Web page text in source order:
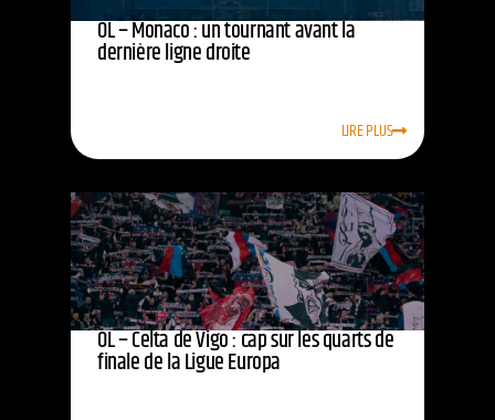
OL – Monaco : un tournant avant la
dernière ligne droite
LIRE PLUS
OL – Celta de Vigo : cap sur les quarts de
finale de la Ligue Europa